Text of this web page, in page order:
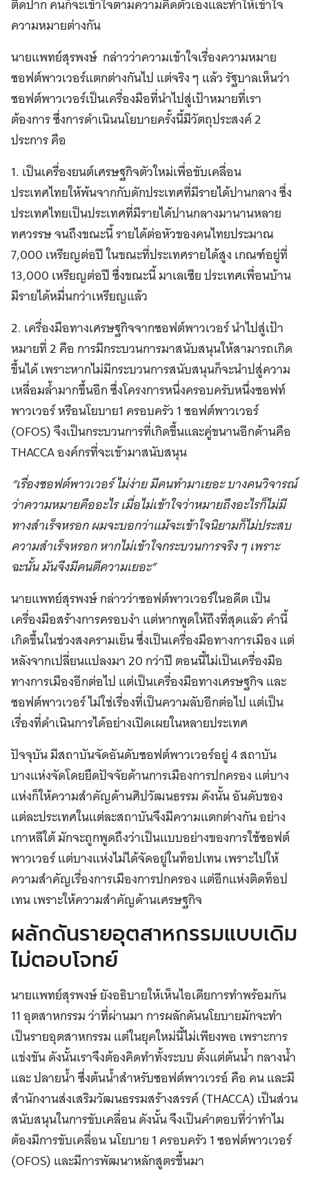
ติดปาก คนก็จะเข้าใจตามความคิดตัวเองและทำให้เข้าใจ
ความหมายต่างกัน
นายแพทย์สุรพงษ์ กล่าวว่าความเข้าใจเรื่องความหมาย
ซอฟต์พาวเวอร์แตกต่างกันไป แต่จริง ๆ แล้ว รัฐบาลเห็นว่า
ซอฟต์พาวเวอร์เป็นเครื่องมือที่นำไปสู่เป้าหมายที่เรา
ต้องการ ซึ่งการดำเนินนโยบายครั้งนี้มีวัตถุประสงค์ 2
ประการ คือ
1. เป็นเครื่องยนต์เศรษฐกิจตัวใหม่เพื่อขับเคลื่อน
ประเทศไทยให้พ้นจากกับดักประเทศที่มีรายได้ปานกลาง ซึ่ง
ประเทศไทยเป็นประเทศที่มีรายได้ปานกลางมานานหลาย
ทศวรรษ จนถึงขณะนี้ รายได้ต่อหัวของคนไทยประมาณ
7,000 เหรียญต่อปี ในขณะที่ประเทศรายได้สูง เกณฑ์อยู่ที่
13,000 เหรียญต่อปี ซึ่งขณะนี้ มาเลเซีย ประเทศเพื่อนบ้าน
มีรายได้หมื่นกว่าเหรียญแล้ว
2. เครื่องมือทางเศรษฐกิจจากซอฟต์พาวเวอร์ นำไปสู่เป้า
หมายที่ 2 คือ การมีกระบวนการมาสนับสนุนให้สามารถเกิด
ขึ้นได้ เพราะหากไม่มีกระบวนการสนับสนุนก็จะนำปสู่ความ
เหลื่อมล้ำมากขึ้นอีก ซึ่งโครงการหนึ่งครอบครับหนึ่งซอฟท์
พาวเวอร์ หรือนโยบาย1 ครอบครัว 1 ซอฟต์พาวเวอร์
(OFOS) จึงเป็นกระบวนการที่เกิดขึ้นและคู่ขนานอีกด้านคือ
THACCA องค์กรที่จะเข้ามาสนับสนุน
“เรื่องซอฟต์พาวเวอร์ ไม่ง่าย มีคนทำมาเยอะ บางคนวิจารณ์
ว่าความหมายคืออะไร เมื่อไม่เข้าใจว่าหมายถึงอะไรก็ไม่มี
ทางสำเร็จหรอก ผมจะบอกว่าแม้จะเข้าใจนิยามก็ไม่ประสบ
ความสำเร็จหรอก หากไม่เข้าใจกระบวนการจริง ๆ เพราะ
ฉะนั้น มันจึงมีคนตีความเยอะ”
นายแพทย์สุรพงษ์ กล่าวว่าซอฟต์พาวเวอร์ในอดีต เป็น
เครื่องมือสร้างการครอบงำ แต่หากพูดให้ถึงที่สุดแล้ว คำนี้
เกิดขึ้นในช่วงสงครามเย็น ซึ่งเป็นเครื่องมือทางการเมือง แต่
หลังจากเปลี่ยนแปลงมา 20 กว่าปี ตอนนี้ไม่เป็นเครื่องมือ
ทางการเมืองอีกต่อไป แต่เป็นเครื่องมือทางเศรษฐกิจ และ
ซอฟต์พาวเวอร์ ไม่ใช่เรื่องที่เป็นความลับอีกต่อไป แต่เป็น
เรื่องที่ดำเนินการได้อย่างเปิดเผยในหลายประเทศ
ปัจจุบัน มีสถาบันจัดอันดับซอฟต์พาวเวอร์อยู่ 4 สถาบัน
บางแห่งจัดโดยยึดปัจจัยด้านการเมืองการปกครอง แต่บาง
แห่งก็ให้ความสำคัญด้านศิปวัฒนธรรม ดังนั้น อันดับของ
แต่ละประเทศในแต่ละสถาบันจึงมีความแตกต่างกัน อย่าง
เกาหลีใต้ มักจะถูกพูดถึงว่าเป็นแบบอย่างของการใช้ซอฟต์
พาวเวอร์ แต่บางแห่งไม่ได้จัดอยู่ในท็อปเทน เพราะไปให้
ความสำคัญเรื่องการเมืองการปกครอง แต่อีกแห่งติดท็อป
เทน เพราะให้ความสำคัญด้านเศรษฐกิจ
ผลักดันรายอุตสาหกรรมแบบเดิม
ไม่ตอบโจทย์
นายแพทย์สุรพงษ์ ยังอธิบายให้เห็นไอเดียการทำพร้อมกัน
11 อุตสาหกรรม ว่าที่ผ่านมา การผลักดันนโยบายมักจะทำ
เป็นรายอุตสาหกรรม แต่ในยุคใหม่นี้ไม่เพียงพอ เพราะการ
แข่งขัน ดังนั้นเราจึงต้องคิดทำทั้งระบบ ตั้งแต่ต้นน้ำ กลางน้ำ
และ ปลายน้ำ ซึ่งต้นน้ำสำหรับซอฟต์พาวเวรอ์ คือ คน และมี
สำนักงานส่งเสริมวัฒนธรรมสร้างสรรค์ (THACCA) เป็นส่วน
สนับสนุนในการขับเคลื่อน ดังนั้น จึงเป็นคำตอบที่ว่าทำไม
ต้องมีการขับเคลื่อน นโยบาย 1 ครอบครัว 1 ซอฟต์พาวเวอร์
(OFOS) และมีการพัฒนาหลักสูตรขึ้นมา